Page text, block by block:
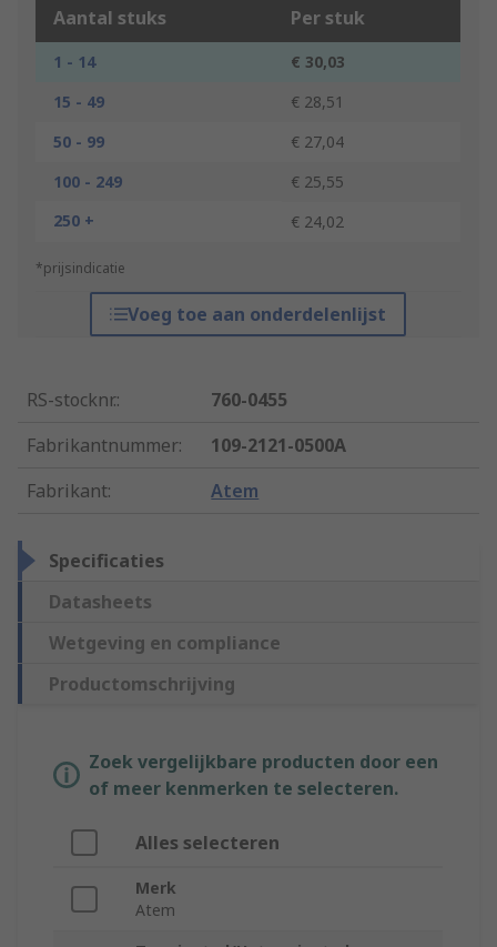
Aantal stuks Per stuk
1 - 14
€ 30,03
15 - 49
€ 28,51
50 - 99
€ 27,04
100 - 249
€ 25,55
250 +
€ 24,02
*prijsindicatie
Voeg toe aan onderdelenlijst
RS-stocknr.:
760-0455
Fabrikantnummer:
109-2121-0500A
Fabrikant: Atem
Specificaties
Datasheets
Wetgeving en compliance
Productomschrijving
Zoek vergelijkbare producten door een
of meer kenmerken te selecteren.
Alles selecteren
Merk
Atem